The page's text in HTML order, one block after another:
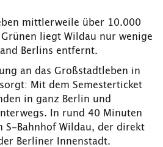
mittlerweile über 10.000
liegt Wildau nur wenige
Berlins entfernt.
an das Großstadtleben in
Mit dem Semesterticket
in ganz Berlin und
In rund 40 Minuten
S-Bahnhof Wildau, der direkt
Berliner Innenstadt.